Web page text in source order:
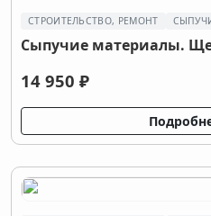
СТРОИТЕЛЬСТВО, РЕМОНТ
Сыпучие материалы.
14 950 ₽